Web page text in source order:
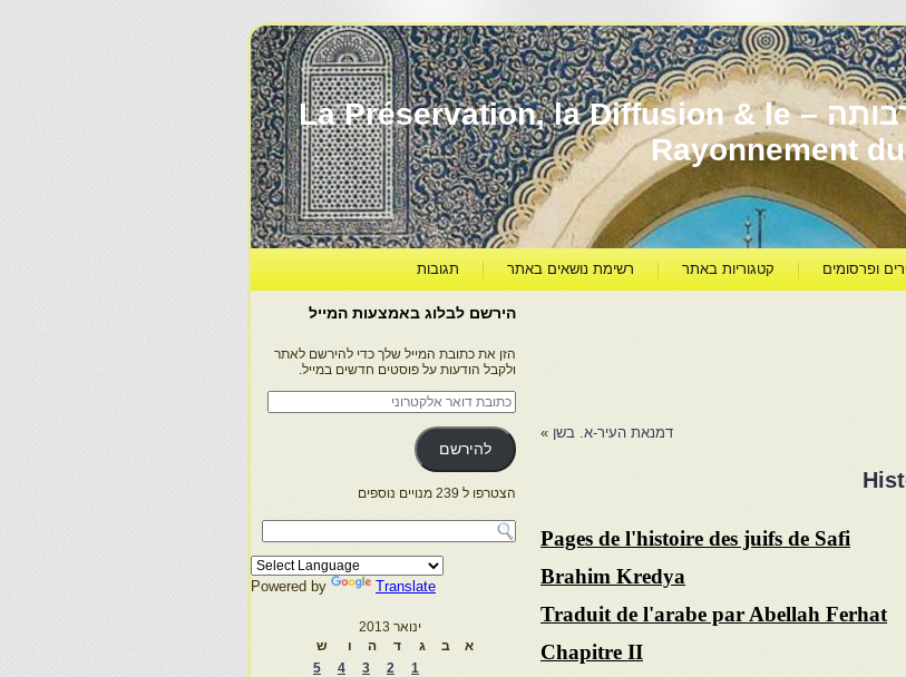
יהדות מרוקו עברה ותרבותה – La Préservation, la Diffusion & le
Rayonnement
ופרסומים קטגוריות באתר רשימת נושאים באתר תגובות
דמנאת העיר-א. בשן »
Pages de l'histoire des juifs de Safi
Brahim Kredya
Traduit de l'arabe par Abellah Ferhat
Chapitre II
הירשם לבלוג באמצעות המייל
הזן את כתובת המייל שלך כדי להירשם לאתר
ולקבל הודעות על פוסטים חדשים במייל.
כתובת
דואר
אלקטרוני
להירשם
הצטרפו ל 239 מנויים נוספים
Powered by Translate
ינואר 2013
א
ב ג ד ה ו
ש
1
2
3
4
5